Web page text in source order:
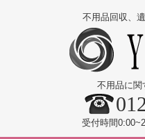
不用品回収、
不用品に関
受付時間